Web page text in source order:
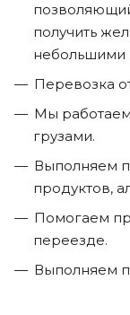
получить
небольшими
Перевозка
Мы
грузами.
Выполняем
продуктов,
Помогаем
переезде.
Выполняем